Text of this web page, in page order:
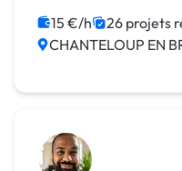
15 €/h
26 projets
CHANTELOUP EN